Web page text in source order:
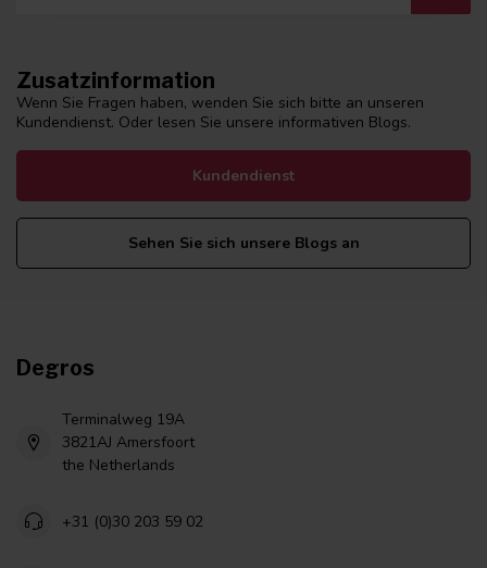
Zusatzinformation
Wenn Sie Fragen haben, wenden Sie sich bitte an unseren
Kundendienst. Oder lesen Sie unsere informativen Blogs.
Kundendienst
Sehen Sie sich unsere Blogs an
Degros
Terminalweg 19A
3821AJ Amersfoort
the Netherlands
+31 (0)30 203 59 02